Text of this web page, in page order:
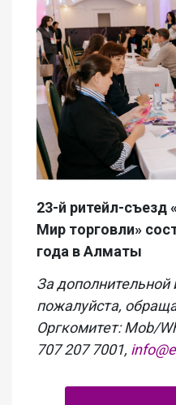
23-й ритейл-съезд
Мир торговли»
года в Алматы
За
пожалуйста,
Оргкомитет: Mob/
707 207 7001,